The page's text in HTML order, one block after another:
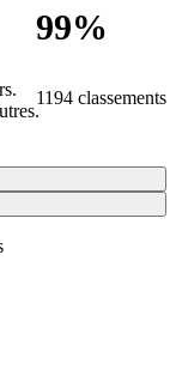
99%
1194 classements
.